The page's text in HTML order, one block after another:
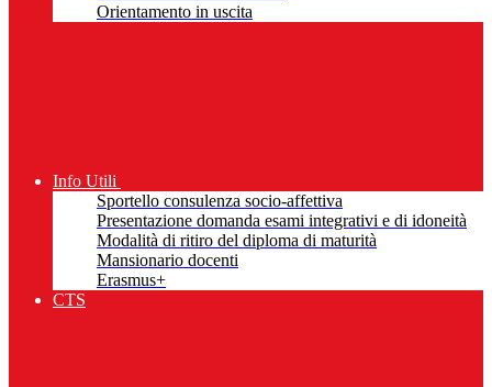
Orientamento in uscita
Info Utili
Sportello consulenza socio-affettiva
Presentazione domanda esami integrativi e di idoneità
Modalità di ritiro del diploma di maturità
Mansionario docenti
Erasmus+
CTS